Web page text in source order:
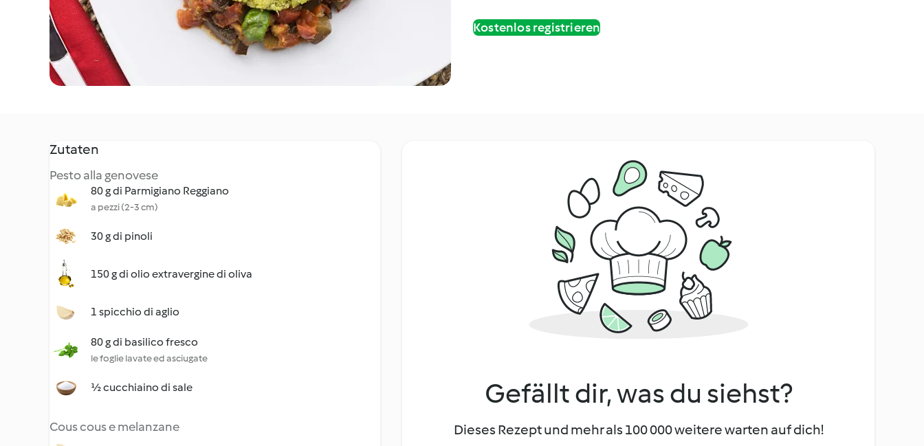
Kostenlos registrieren
Zutaten
Pesto alla genovese
80 g di Parmigiano Reggiano
a pezzi (2-3 cm)
30 g di pinoli
150 g di olio extravergine di oliva
1 spicchio di aglio
80 g di basilico fresco
le foglie lavate ed asciugate
½ cucchiaino di sale
Cous cous e melanzane
Gefällt dir, was du siehst?
Dieses Rezept und mehr als 100 000 weitere warten auf dich!